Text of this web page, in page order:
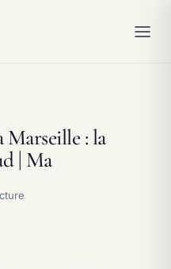
Marseille : la
| Ma